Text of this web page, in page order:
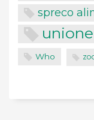
spreco
Who